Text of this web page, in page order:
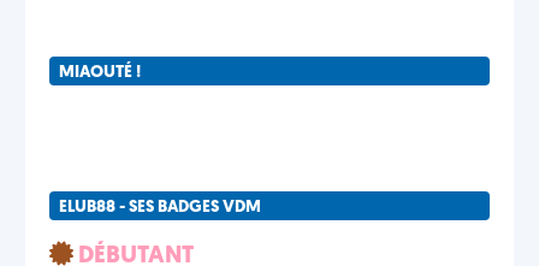
MIAOUTÉ !
ELUB88 - SES BADGES VDM
DÉBUTANT